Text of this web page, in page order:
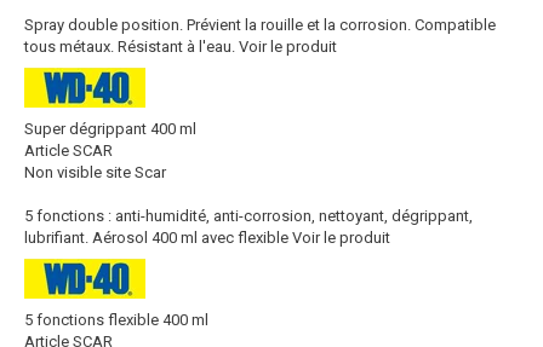
Spray double position. Prévient la rouille et la corrosion. Compatible
tous métaux. Résistant à l'eau. Voir le produit
Super dégrippant 400 ml
Article SCAR
Non visible site Scar
5 fonctions : anti-humidité, anti-corrosion, nettoyant, dégrippant,
lubrifiant. Aérosol 400 ml avec flexible Voir le produit
5 fonctions flexible 400 ml
Article SCAR